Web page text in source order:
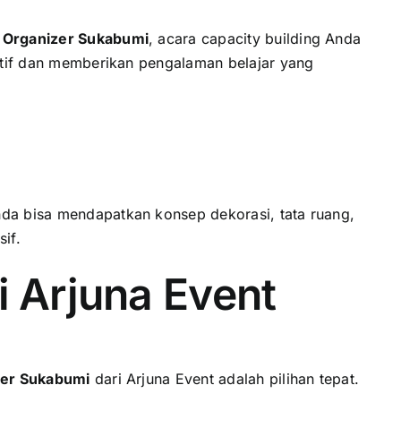
Sukabumi, acara capacity building Anda
dan memberikan pengalaman belajar yang
bisa mendapatkan konsep dekorasi, tata ruang,
Arjuna Event
Sukabumi dari Arjuna Event adalah pilihan tepat.